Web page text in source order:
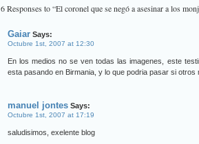
6 Responses to “El coronel que se negó a asesinar a los
Gaiar Says:
Octubre 1st, 2007 at 12:30
En los medios no se ven todas las imagenes, este
esta pasando en Birmania, y lo que podria pasar si otros
manuel jontes Says:
Octubre 1st, 2007 at 17:19
saludisimos, exelente blog